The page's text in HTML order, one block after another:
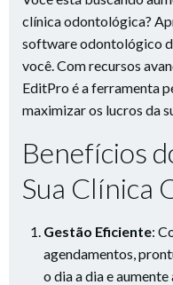
clínica odontológica?
software odontológico
você. Com recursos
EditPro é a ferramenta
maximizar os lucros da
Benefícios
Sua Clínica
Gestão Eficiente:
agendamentos,
o dia a dia e